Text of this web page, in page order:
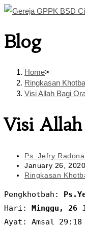
Skip
content
Blog
Home>
Ringkasan
Visi Allah Bagi
Visi
Post
author:
Ps. Jefry
Post
published:
January 26, 2020
Post
Ringkasan
Pengkhotbah:
Hari:
Minggu, 26
Ayat: Amsal 29:18